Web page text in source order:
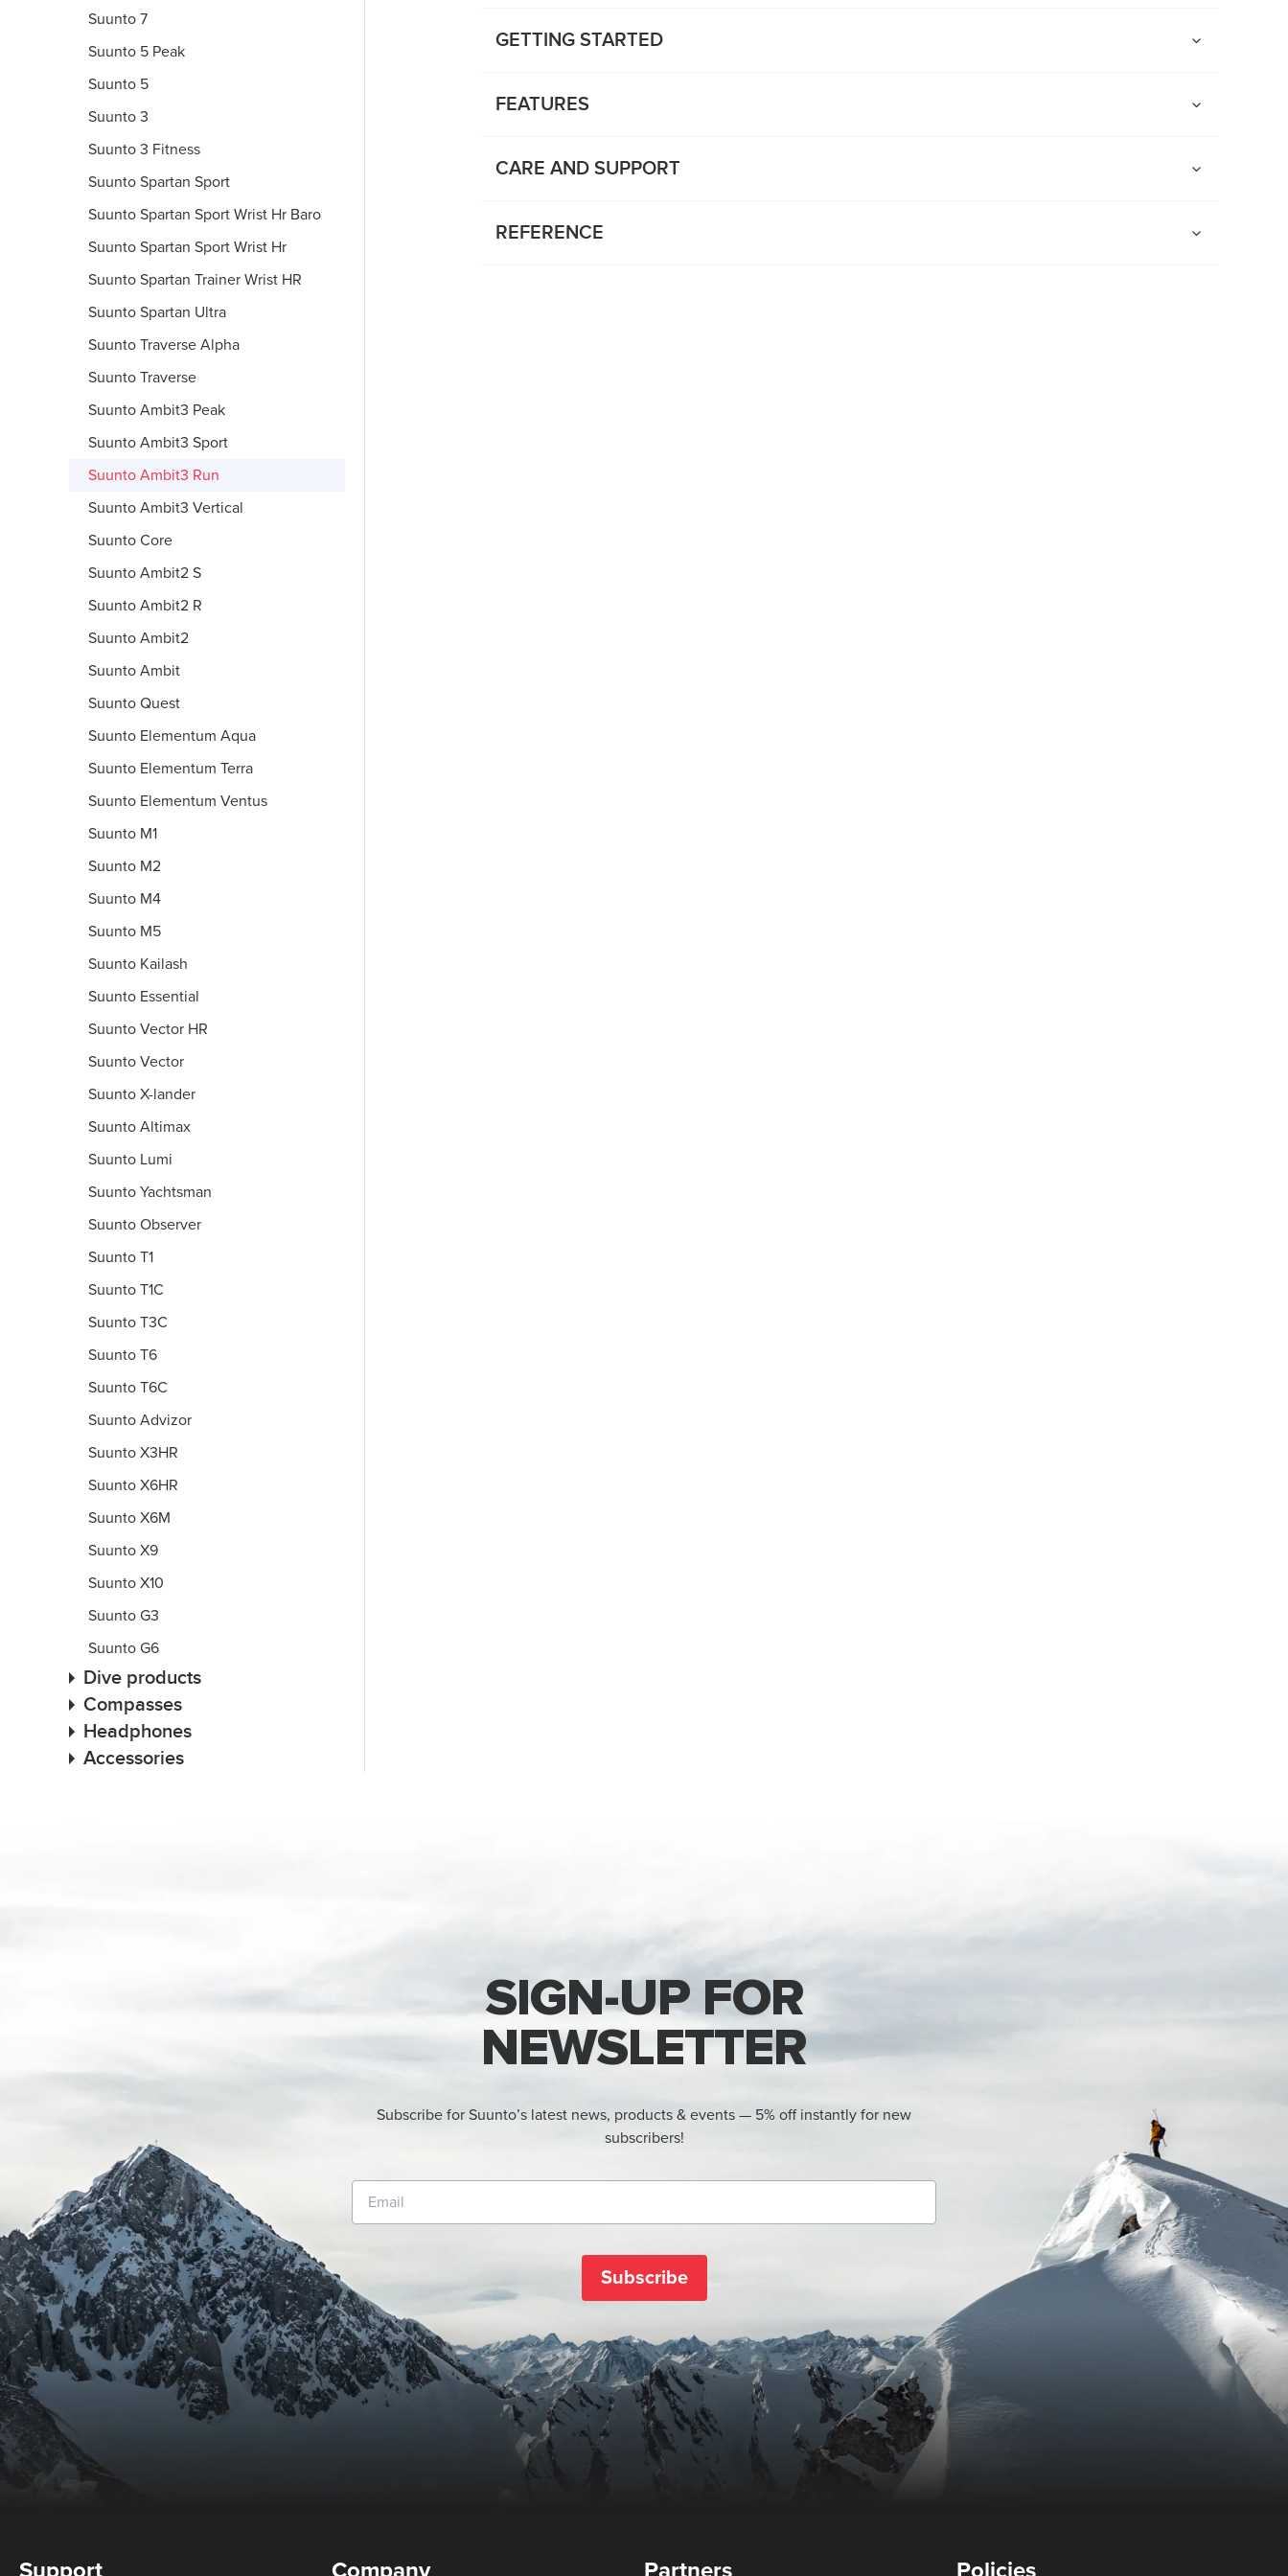
Suunto 7
Suunto 5 Peak
Suunto 5
Suunto 3
Suunto 3 Fitness
Suunto Spartan Sport
Suunto Spartan Sport Wrist Hr Baro
Suunto Spartan Sport Wrist Hr
Suunto Spartan Trainer Wrist HR
Suunto Spartan Ultra
Suunto Traverse Alpha
Suunto Traverse
Suunto Ambit3 Peak
Suunto Ambit3 Sport
Suunto Ambit3 Run
Suunto Ambit3 Vertical
Suunto Core
Suunto Ambit2 S
Suunto Ambit2 R
Suunto Ambit2
Suunto Ambit
Suunto Quest
Suunto Elementum Aqua
Suunto Elementum Terra
Suunto Elementum Ventus
Suunto M1
Suunto M2
Suunto M4
Suunto M5
Suunto Kailash
Suunto Essential
Suunto Vector HR
Suunto Vector
Suunto X-lander
Suunto Altimax
Suunto Lumi
Suunto Yachtsman
Suunto Observer
Suunto T1
Suunto T1C
Suunto T3C
Suunto T6
Suunto T6C
Suunto Advizor
Suunto X3HR
Suunto X6HR
Suunto X6M
Suunto X9
Suunto X10
Suunto G3
Suunto G6
Dive products
Compasses
Headphones
Accessories
GETTING STARTED
FEATURES
CARE AND SUPPORT
REFERENCE
SIGN-UP FOR
NEWSLETTER
Subscribe for Suunto’s latest news, products & events — 5% off instantly for new
subscribers!
Subscribe
Support Company Partners Policies